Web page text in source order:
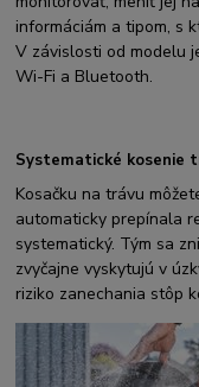
informáciám a tipom, s
V závislosti od modelu
Wi-Fi a Bluetooth.
Systematické kosenie
Kosačku na trávu
automaticky prepínala
systematický. Tým sa
zvyčajne vyskytujú v
riziko zanechania stôp